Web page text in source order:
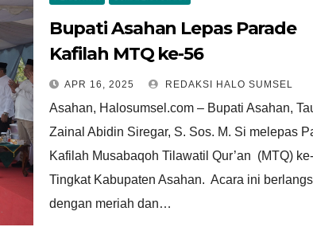
Bupati Asahan Lepas Parade
Kafilah MTQ ke-56
APR 16, 2025 REDAKSI HALO SUMSEL
Asahan, Halosumsel.com – Bupati Asahan,
Zainal Abidin Siregar, S. Sos. M. Si melepas
Kafilah Musabaqoh Tilawatil Qur’an (MTQ)
Tingkat Kabupaten Asahan. Acara ini
dengan meriah dan…